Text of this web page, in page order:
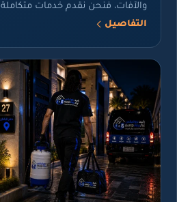
والآفات، فنحن نقدم خدمات متكاملة
التفاصيل